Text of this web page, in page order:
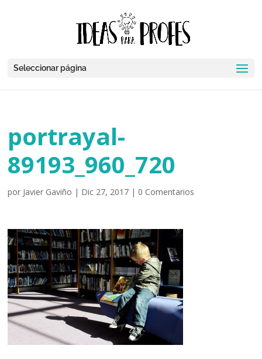
Seleccionar página
portrayal-
89193_960_720
por Javier Gaviño | Dic 27, 2017 | 0 Comentarios